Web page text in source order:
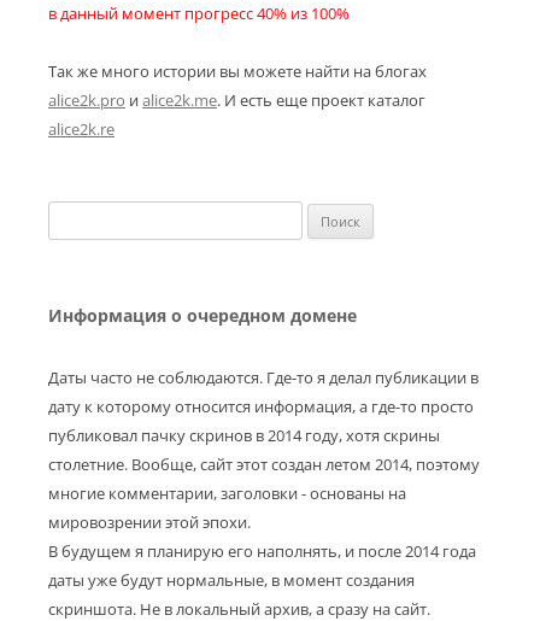
в данный момент прогресс 40% из 100%
Так же много истории вы можете найти на блогах
alice2k.pro иalice2k.me. И есть еще проект каталог
alice2k.re
Информация о очередном домене
Даты часто не соблюдаются. Где-то я делал публикации в
дату к которому относится информация, а где-то просто
публиковал пачку скринов в 2014 году, хотя скрины
столетние. Вообще, сайт этот создан летом 2014, поэтому
многие комментарии, заголовки - основаны на
мировозрении этой эпохи.
В будущем я планирую его наполнять, и после 2014 года
даты уже будут нормальные, в момент создания
скриншота. Не в локальный архив, а сразу на сайт.